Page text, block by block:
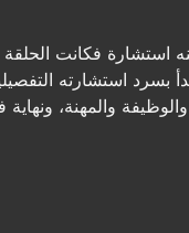
استشارة فكانت
بسرد استشارته
والمهنة، ونهاية